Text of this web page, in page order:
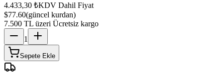
4.433,30 ₺KDV Dahil Fiyat
$77.60(güncel kurdan)
7.500 TL üzeri Ücretsiz kargo
1
Sepete Ekle